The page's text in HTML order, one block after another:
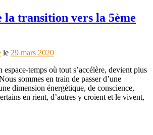
la transition vers la 5ème
le 29 mars 2020
espace-temps où tout s’accélère, devient plus
sommes en train de passer d’une
dimension énergétique, de conscience,
en rient, d’autres y croient et le vivent,